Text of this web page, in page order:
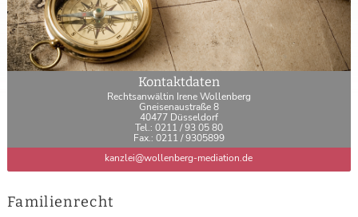
Kontaktdaten
Rechtsanwältin Irene Wollenberg
Gneisenaustraße 8
40477 Düsseldorf
Tel.: 0211 / 93 05 80
Fax.: 0211 / 9305899
kanzlei@wollenberg-mediation.de
Familienrecht